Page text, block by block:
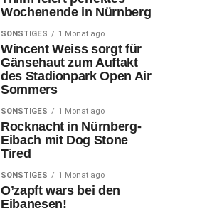
Wochenende in Nürnberg
SONSTIGES 1 Monat ago
Wincent Weiss sorgt für
Gänsehaut zum Auftakt
des Stadionpark Open Air
Sommers
SONSTIGES 1 Monat ago
Rocknacht in Nürnberg-
Eibach mit Dog Stone
Tired
SONSTIGES 1 Monat ago
O’zapft wars bei den
Eibanesen!